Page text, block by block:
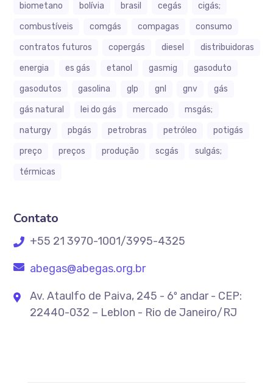
biometano
bolívia brasil cegás
cigás;
combustíveis
comgás compagas
consumo
contratos futuros
copergás diesel
distribuidoras
energia
es gás etanol gasmig
gasoduto
gasodutos
gasolina glp gnl gnv
gás
gás natural
lei do gás mercado
msgás;
naturgy
pbgás petrobras petróleo
potigás
preço
preços produção scgás
sulgás;
térmicas
Contato
+55 21 3970-1001/3995-4325
abegas@abegas.org.br
Av. Ataulfo de Paiva, 245 - 6º andar - CEP:
22440-032 – Leblon - Rio de Janeiro/RJ